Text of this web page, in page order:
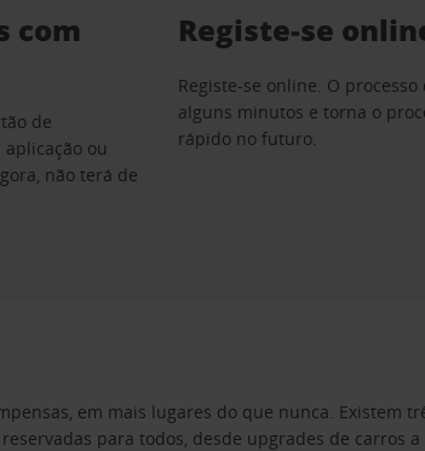
com
de
ou
não terá de
Registe-se
Registe-se online. O
alguns minutos e torna o
rápido no futuro.
em mais lugares do que nunca.
para todos, desde upgrades de carros a